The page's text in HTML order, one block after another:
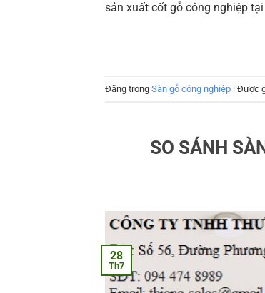
sản xuất cốt gỗ công nghiệp
Đăng trong Sàn gỗ công nghiệp | Được
SO SÁNH
28
Th7